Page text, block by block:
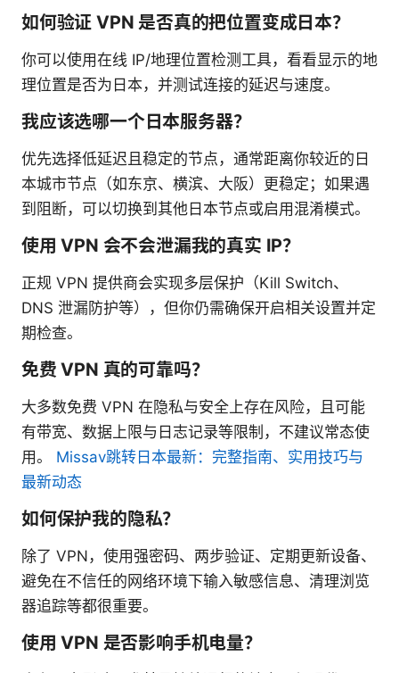
如何验证 VPN 是否真的把位置变成日本？
你可以使用在线 IP/地理位置检测工具，看看显示的地
理位置是否为日本，并测试连接的延迟与速度。
我应该选哪一个日本服务器？
优先选择低延迟且稳定的节点，通常距离你较近的日
本城市节点（如东京、横滨、大阪）更稳定；如果遇
到阻断，可以切换到其他日本节点或启用混淆模式。
使用 VPN 会不会泄漏我的真实 IP？
正规 VPN 提供商会实现多层保护（Kill Switch、
DNS 泄漏防护等），但你仍需确保开启相关设置并定
期检查。
免费 VPN 真的可靠吗？
大多数免费 VPN 在隐私与安全上存在风险，且可能
有带宽、数据上限与日志记录等限制，不建议常态使
用。 Missav跳转日本最新：完整指南、实用技巧与
最新动态
如何保护我的隐私？
除了 VPN，使用强密码、两步验证、定期更新设备、
避免在不信任的网络环境下输入敏感信息、清理浏览
器追踪等都很重要。
使用 VPN 是否影响手机电量？